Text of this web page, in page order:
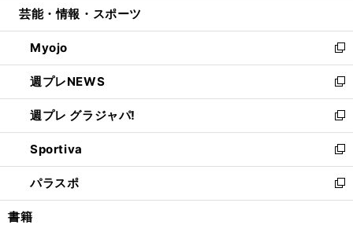
開
く
ウ
で
開
く
ン
ド
ウ
で
開
く
ウ
ィ
ン
ド
ウ
で
開
く
芸能・情報・スポーツ
Myojo
新
し
い
ウ
ィ
ン
ド
ウ
で
開
週プレNEWS
新
し
い
ウ
ィ
ン
ド
ウ
週プレ グラジャパ!
新
し
い
ウ
ィ
ン
Sportiva
新
し
い
ウ
パラスポ
新
し
書籍